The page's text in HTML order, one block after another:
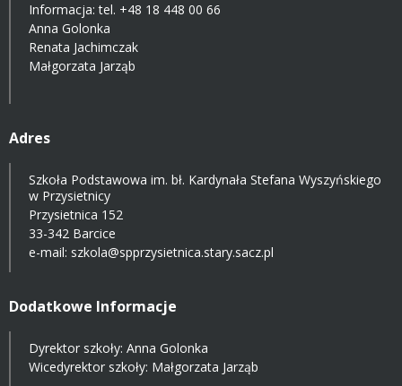
Informacja: tel. +48 18 448 00 66
Anna Golonka
Renata Jachimczak
Małgorzata Jarząb
Adres
Szkoła Podstawowa im. bł. Kardynała Stefana Wyszyńskiego
w Przysietnicy
Przysietnica 152
33-342 Barcice
e-mail: szkola@spprzysietnica.stary.sacz.pl
Dodatkowe Informacje
Dyrektor szkoły: Anna Golonka
Wicedyrektor szkoły: Małgorzata Jarząb